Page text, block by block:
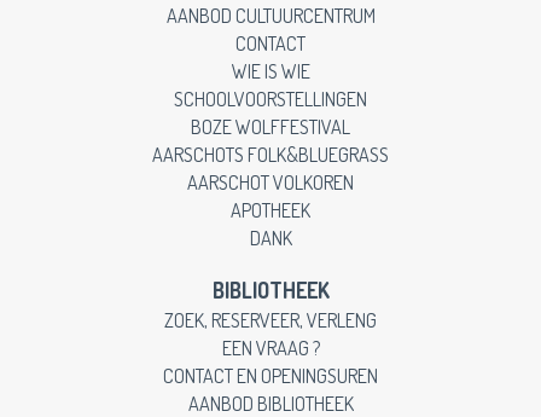
AANBOD CULTUURCENTRUM
CONTACT
WIE IS WIE
SCHOOLVOORSTELLINGEN
BOZE WOLFFESTIVAL
AARSCHOTS FOLK&BLUEGRASS
AARSCHOT VOLKOREN
APOTHEEK
DANK
BIBLIOTHEEK
ZOEK, RESERVEER, VERLENG
EEN VRAAG ?
CONTACT EN OPENINGSUREN
AANBOD BIBLIOTHEEK